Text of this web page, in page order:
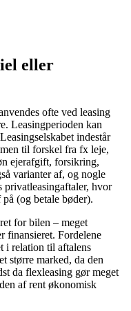
eller
ofte ved leasing
Leasingperioden kan
indestår
til forskel fra fx leje,
ejerafgift, forsikring,
varianter af, og nogle
privatleasingaftaler, hvor
(og betale bøder).
for bilen – meget
finansieret. Fordelene
i relation til aftalens
større marked, da den
da flexleasing gør meget
af rent økonomisk